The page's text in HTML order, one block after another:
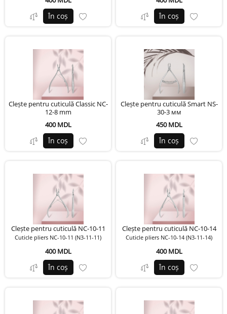
În coș În coș
Clește pentru cuticulă Classic NC-
12-8 mm
400 MDL
În coș
Clește pentru cuticulă Smart NS-
30-3 мм
450 MDL
În coș
Clește pentru cuticulă NC-10-11
Cuticle pliers NC-10-11 (N3-11-11)
400 MDL
În coș
Clește pentru cuticulă NC-10-14
Cuticle pliers NC-10-14 (N3-11-14)
400 MDL
În coș